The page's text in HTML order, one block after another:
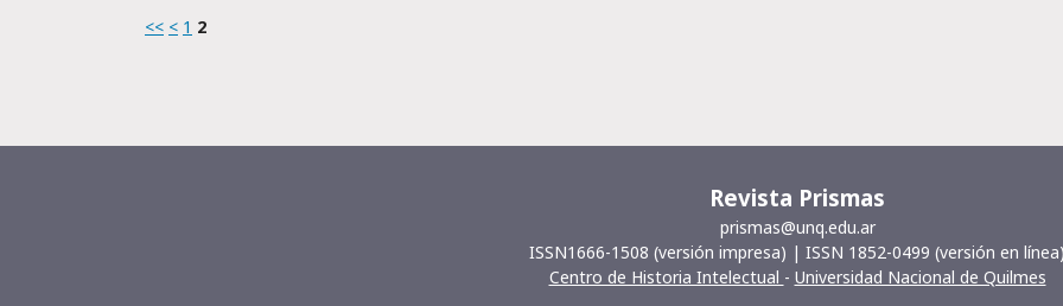
<< < 1 2
Revista Prismas
prismas@unq.edu.ar
ISSN1666-1508 (versión impresa) | ISSN 1852-0499 (versión en línea)
Centro de Historia Intelectual - Universidad Nacional de Quilmes